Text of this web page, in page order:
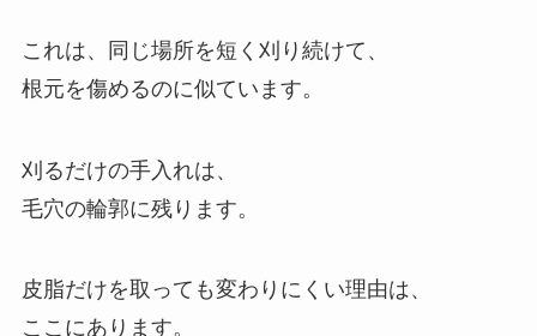
これは、同じ場所を短く刈り続けて、
根元を傷めるのに似ています。
刈るだけの手入れは、
毛穴の輪郭に残ります。
皮脂だけを取っても変わりにくい理由は、
ここにあります。